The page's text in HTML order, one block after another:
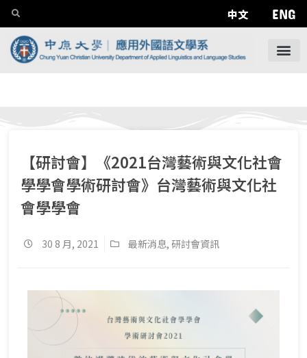
中文 ENG
【研討會】《2021台灣藝術與文化社會
學學會學術研討會》台灣藝術與文化社
會學學會
30 8 月, 2021 最新消息, 研討會資訊